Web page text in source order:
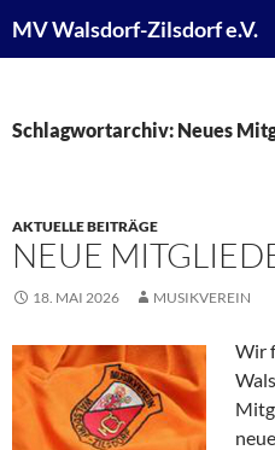
MV Walsdorf-Zilsdorf e.V.
Schlagwortarchiv: Neues
AKTUELLE BEITRÄGE
NEUE
18. MAI 2026 MUSIKVEREIN
Wir